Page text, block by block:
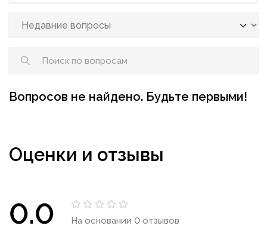
Вопросов не найдено. Будьте первыми!
Оценки и отзывы
0.0 На основании 0 отзывов